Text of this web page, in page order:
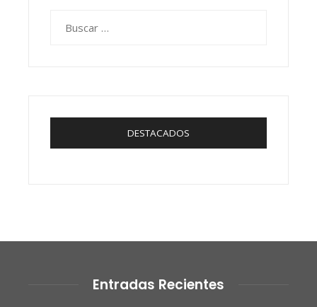
DESTACADOS
Entradas Recientes